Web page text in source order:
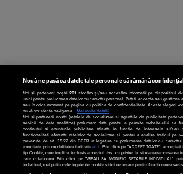
1
Nouă ne pasă ca datele tale personale să rămână
Noi și partenerii noștri 201 stocăm și/sau accesăm informații pe dispozitivul
unici pentru prelucrarea datelor cu caracter personal. Puteți accepta sau gestiona
sau în orice moment, pe pagina cu politica de confidențialitate. Aceste alegeri
nu vă vor afecta navigarea.
Mai multe detalii
Noi si partenerii nostri (retelele de socializare si agentiile de publicitate
servicii de date analitice) prelucram date pentru a permite website-ului sa
continutul si anunturile publicitare afisate in functie de interesele si/sau
functionalitati aferente retelelor de socializare si pentru a analiza traficul pe
prevazute de art. 15-22 din GDPR in legatura cu prelucrarea datelor cu
exercitate prin modalitatea indicataaici . Prin click pe “ACCEPT TOATE”,
tip Cookie, care implica inclusiv acceptul dvs. cu privire la stocarea/accesarea
care colaboram. Prin click pe “VREAU SA MODIFIC SETARILE INDIVIDUAL”
individual, mai putin cele legate de cookie strict necesare pentru functionarea